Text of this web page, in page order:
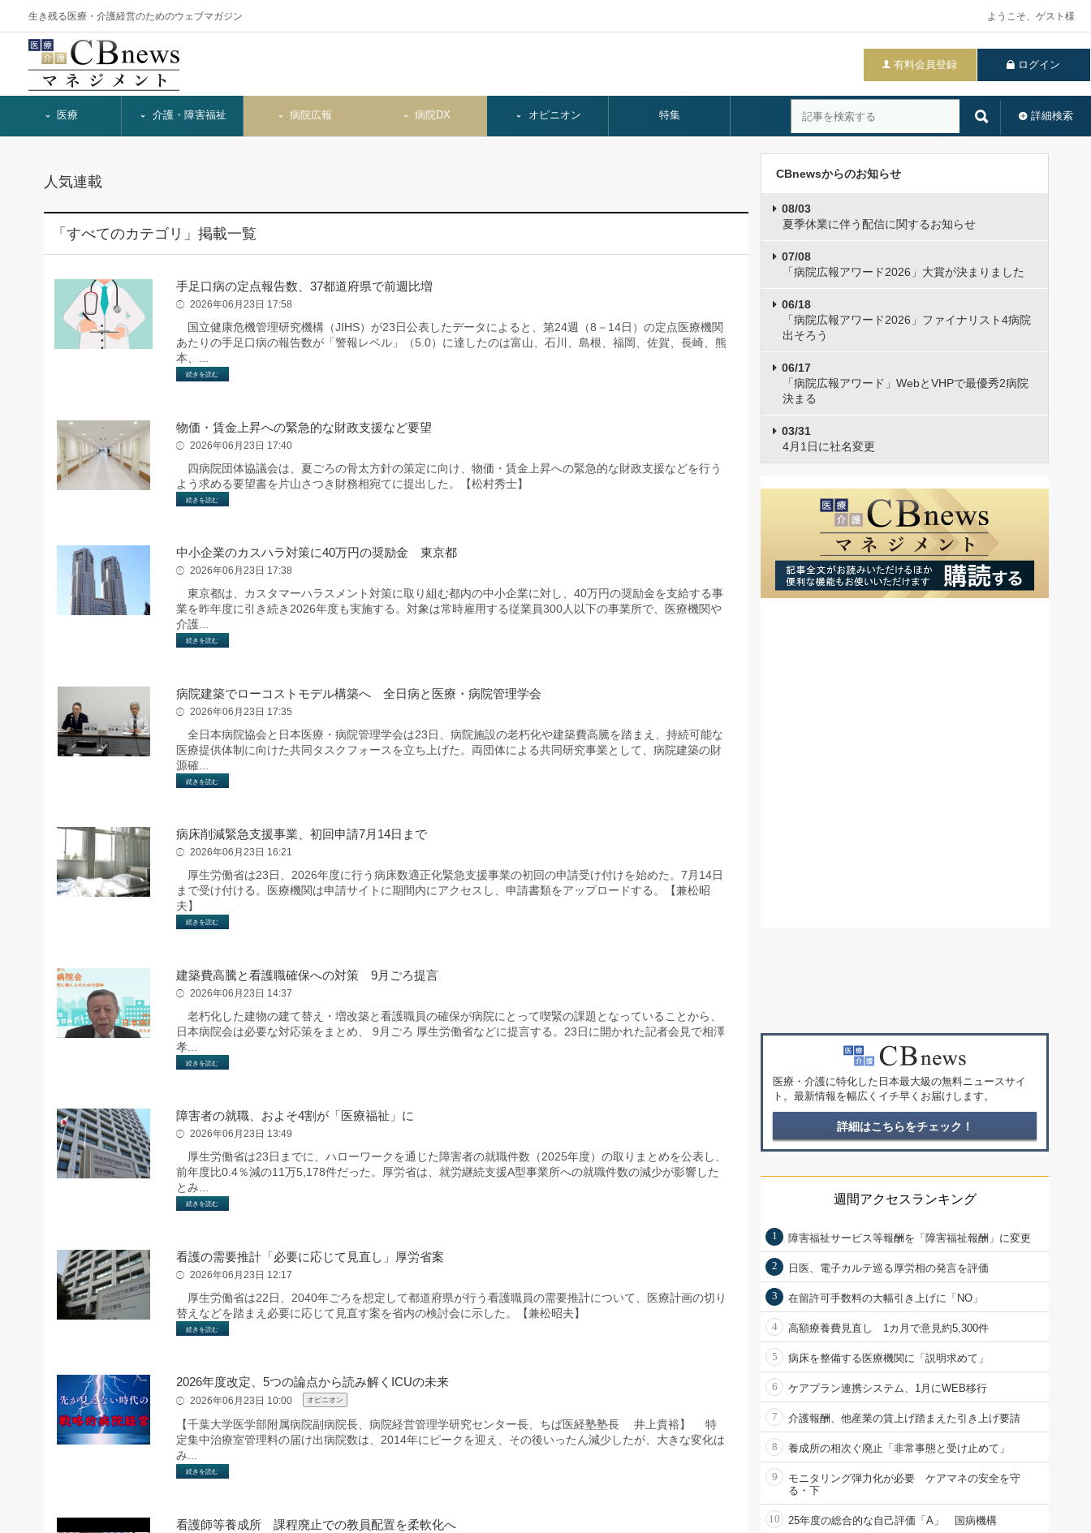
生き残る医療・介護経営のためのウェブマガジン ようこそ、ゲスト様
有料会員登録 ログイン
詳細検索
医療 介護・障害福祉 病院広報 病院DX オピニオン 特集
人気連載
「すべてのカテゴリ」掲載一覧
手足口病の定点報告数、37都道府県で前週比増
2026年06月23日 17:58
国立健康危機管理研究機構（JIHS）が23日公表したデータによると、第24週（8－14日）の定点医療機関
あたりの手足口病の報告数が「警報レベル」（5.0）に達したのは富山、石川、島根、福岡、佐賀、長崎、熊
本、...
続きを読む
物価・賃金上昇への緊急的な財政支援など要望
2026年06月23日 17:40
四病院団体協議会は、夏ごろの骨太方針の策定に向け、物価・賃金上昇への緊急的な財政支援などを行う
よう求める要望書を片山さつき財務相宛てに提出した。【松村秀士】
続きを読む
中小企業のカスハラ対策に40万円の奨励金 東京都
2026年06月23日 17:38
東京都は、カスタマーハラスメント対策に取り組む都内の中小企業に対し、40万円の奨励金を支給する事
業を昨年度に引き続き2026年度も実施する。対象は常時雇用する従業員300人以下の事業所で、医療機関や
介護...
続きを読む
病院建築でローコストモデル構築へ 全日病と医療・病院管理学会
2026年06月23日 17:35
全日本病院協会と日本医療・病院管理学会は23日、病院施設の老朽化や建築費高騰を踏まえ、持続可能な
医療提供体制に向けた共同タスクフォースを立ち上げた。両団体による共同研究事業として、病院建築の財
源確...
続きを読む
病床削減緊急支援事業、初回申請7月14日まで
2026年06月23日 16:21
厚生労働省は23日、2026年度に行う病床数適正化緊急支援事業の初回の申請受け付けを始めた。7月14日
まで受け付ける。医療機関は申請サイトに期間内にアクセスし、申請書類をアップロードする。【兼松昭
夫】
続きを読む
建築費高騰と看護職確保への対策 9月ごろ提言
2026年06月23日 14:37
老朽化した建物の建て替え・増改築と看護職員の確保が病院にとって喫緊の課題となっていることから、
日本病院会は必要な対応策をまとめ、 9月ごろ 厚生労働省などに提言する。23日に開かれた記者会見で相澤
孝...
続きを読む
障害者の就職、およそ4割が「医療福祉」に
2026年06月23日 13:49
厚生労働省は23日までに、ハローワークを通じた障害者の就職件数（2025年度）の取りまとめを公表し、
前年度比0.4％減の11万5,178件だった。厚労省は、就労継続支援A型事業所への就職件数の減少が影響した
とみ...
続きを読む
看護の需要推計「必要に応じて見直し」厚労省案
2026年06月23日 12:17
厚生労働省は22日、2040年ごろを想定して都道府県が行う看護職員の需要推計について、医療計画の切り
替えなどを踏まえ必要に応じて見直す案を省内の検討会に示した。【兼松昭夫】
続きを読む
2026年度改定、5つの論点から読み解くICUの未来
2026年06月23日 10:00 オピニオン
【千葉大学医学部附属病院副病院長、病院経営管理学研究センター長、ちば医経塾塾長 井上貴裕】 特
定集中治療室管理料の届け出病院数は、2014年にピークを迎え、その後いったん減少したが、大きな変化は
み...
続きを読む
看護師等養成所 課程廃止での教員配置を柔軟化へ
CBnewsからのお知らせ
08/03
夏季休業に伴う配信に関するお知らせ
07/08
「病院広報アワード2026」大賞が決まりました
06/18
「病院広報アワード2026」ファイナリスト4病院
出そろう
06/17
「病院広報アワード」WebとVHPで最優秀2病院
決まる
03/31
4月1日に社名変更
医療・介護に特化した日本最大級の無料ニュースサイ
ト。最新情報を幅広くイチ早くお届けします。
詳細はこちらをチェック！
週間アクセスランキング
1 障害福祉サービス等報酬を「障害福祉報酬」に変更
2 日医、電子カルテ巡る厚労相の発言を評価
3 在留許可手数料の大幅引き上げに「NO」
4 高額療養費見直し 1カ月で意見約5,300件
5 病床を整備する医療機関に「説明求めて」
6 ケアプラン連携システム、1月にWEB移行
7 介護報酬、他産業の賃上げ踏まえた引き上げ要請
8 養成所の相次ぐ廃止「非常事態と受け止めて」
9
モニタリング弾力化が必要 ケアマネの安全を守
る・下
10 25年度の総合的な自己評価「A」 国病機構